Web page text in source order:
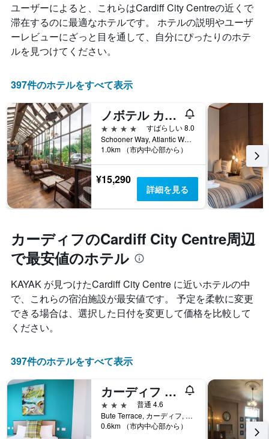
ユーザーによると、これらはCardiff City Centre​の近くで
滞在するのに最適なホテルです。 ホテルの説明やユーザ
ーレビューにざっと目を通して、自分にぴったりのホテ
ルを見つけてください。
397件のホテルをすべて表示
ノボテル カーディフ センター
4つ星
すばらしい 8.0
Schooner Way, Atlantic Wharf, Cardiff CF10 4RT, カーディフ, イギリス
1.0km （市内中心部から）
¥15,290
詳細を見る
カーディフのCardiff City Centre周辺
で最安値のホテル
KAYAK が見つけたCardiff City Centre に近いホテルの中
で、これらの宿泊施設が最安値です。 予定を柔軟に変更
できる場合は、選択した日付を変更して価格を比較して
ください。
397件のホテルをすべて表示
カーディフ ビュート テラス ホテル バイ ベルヴィラ
3つ星
普通 4.6
Bute Terrace, カーディフ, イギリス
0.6km （市内中心部から）